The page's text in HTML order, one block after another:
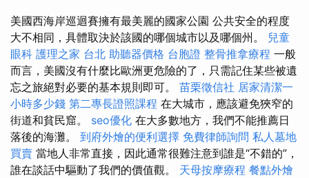
美國西海岸巡迴賽擁有最美麗的國家公園 公共安全的程度
大不相同，具體取決於該國的哪個城市以及哪個州。 兒童
眼科 護理之家 台北 助聽器價格 台胞證 整骨推拿療程 一般
而言，美國沒有什麼比歐洲更危險的了，只需記住某些被遺
忘之旅絕對必要的基本規則即可。 苗栗徵信社 居家清潔一
小時多少錢 第二專長證照課程 在大城市，應該避免狹窄的
街道和貧民窟。 seo優化 在大多數地方，我們不能推薦日
落後的海灘。 到府外燴的便利選擇 免費律師詢問 私人墓地
買賣 當地人非常直接，因此通常很難注意到誰是“不錯的”，
誰在談話中驅動了我們的價值觀。 天母按摩療程 餐點外燴